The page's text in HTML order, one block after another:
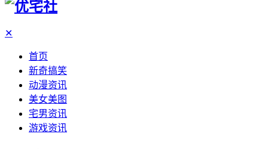
✕
首页
新奇搞笑
动漫资讯
美女美图
宅男资讯
游戏资讯